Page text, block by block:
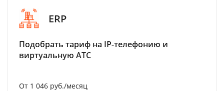
ERP
Подобрать тариф на IP-телефонию и
виртуальную АТС
От 1 046 руб./месяц